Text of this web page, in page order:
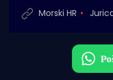
Morski HR